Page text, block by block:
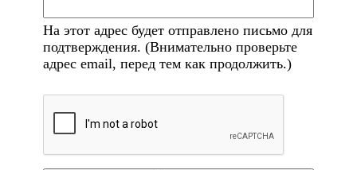
На этот адрес будет отправлено письмо для
подтверждения. (Внимательно проверьте
адрес email, перед тем как продолжить.)